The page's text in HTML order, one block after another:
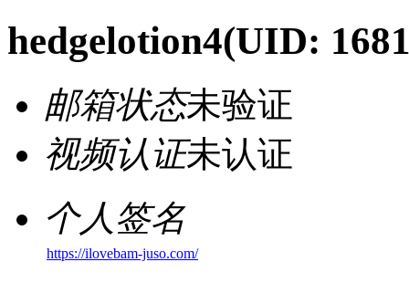
hedgelotion4(UID:
邮箱状态未验证
视频认证未认证
个人签名
https://ilovebam-juso.com/